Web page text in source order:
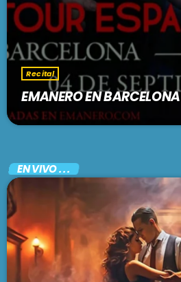
Recital
EMANERO EN BARCELONA
EN VIVO . . .